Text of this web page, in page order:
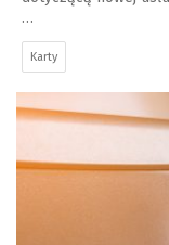
…
Karty
a